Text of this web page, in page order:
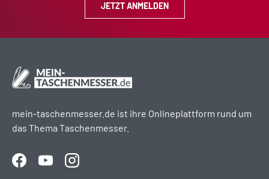
JETZT ANMELDEN
mein-taschenmesser.de ist ihre Onlineplattform rund um
das Thema Taschenmesser.
FacebookYouTubeInstagram